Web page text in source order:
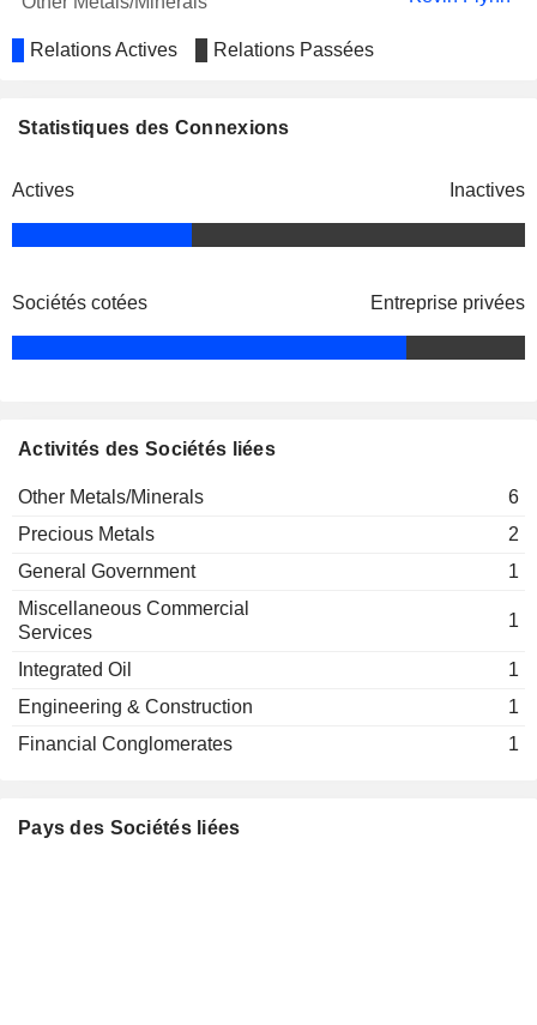
Relations Actives Relations Passées
Statistiques des Connexions
Actives Inactives
Sociétés cotées Entreprise privées
Activités des Sociétés liées
Other Metals/Minerals
6
Precious Metals
2
General Government
1
Miscellaneous Commercial
Services
1
Integrated Oil
1
Engineering & Construction
1
Financial Conglomerates
1
Pays des Sociétés liées